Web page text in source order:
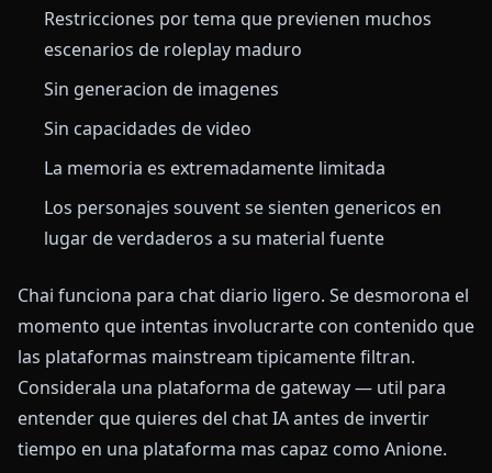
Restricciones por tema que previenen muchos
escenarios de roleplay maduro
Sin generacion de imagenes
Sin capacidades de video
La memoria es extremadamente limitada
Los personajes souvent se sienten genericos en
lugar de verdaderos a su material fuente
Chai funciona para chat diario ligero. Se desmorona el
momento que intentas involucrarte con contenido que
las plataformas mainstream tipicamente filtran.
Considerala una plataforma de gateway — util para
entender que quieres del chat IA antes de invertir
tiempo en una plataforma mas capaz como Anione.